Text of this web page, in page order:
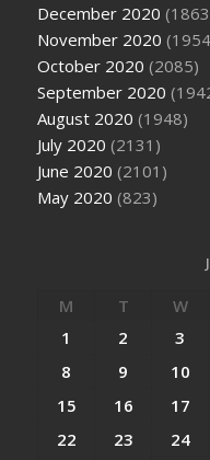
December 2020
November 2020
October 2020 (2085)
September 2020
August 2020 (1948)
July 2020 (2131)
June 2020 (2101)
May 2020 (823)
M T W
1
2 3
8
9 10
15
16 17
22
23 24